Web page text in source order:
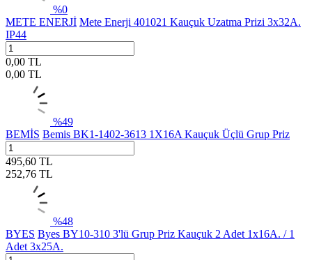
%0
METE ENERJİ Mete Enerji 401021 Kauçuk Uzatma Prizi 3x32A.
IP44
0,00 TL
0,00 TL
%49
BEMİS Bemis BK1-1402-3613 1X16A Kauçuk Üçlü Grup Priz
495,60 TL
252,76 TL
%48
BYES Byes BY10-310 3'lü Grup Priz Kauçuk 2 Adet 1x16A. / 1
Adet 3x25A.